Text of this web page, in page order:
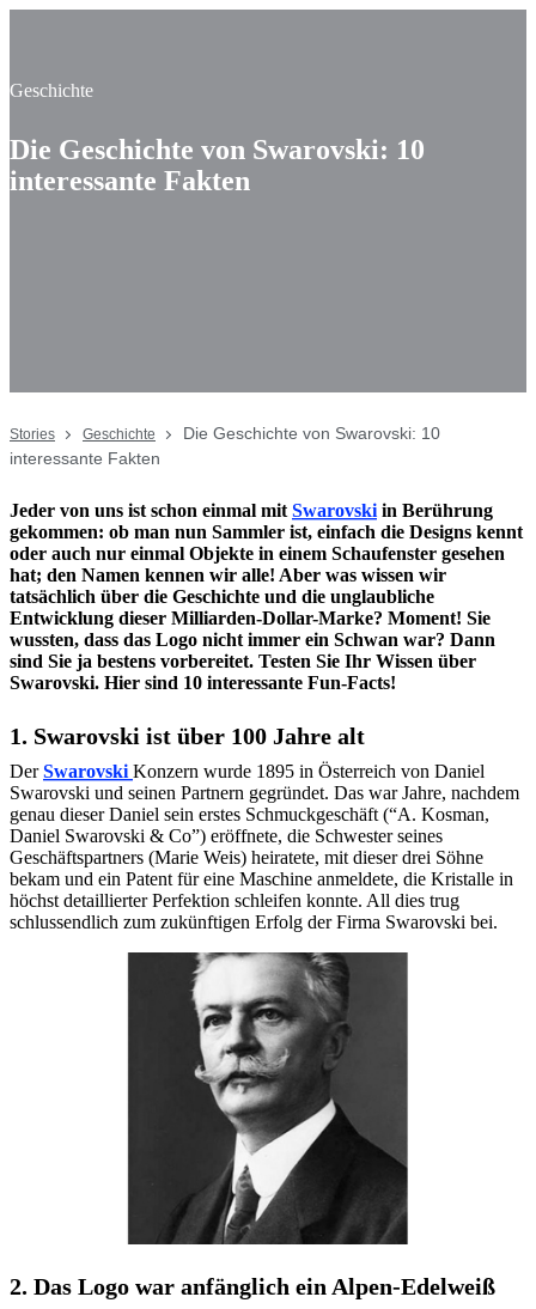
Geschichte
Die Geschichte von Swarovski: 10
interessante Fakten
Stories Geschichte
Die Geschichte von Swarovski: 10
interessante Fakten
Jeder von uns ist schon einmal mit Swarovski in Berührung
gekommen: ob man nun Sammler ist, einfach die Designs kennt
oder auch nur einmal Objekte in einem Schaufenster gesehen
hat; den Namen kennen wir alle! Aber was wissen wir
tatsächlich über die Geschichte und die unglaubliche
Entwicklung dieser Milliarden-Dollar-Marke? Moment! Sie
wussten, dass das Logo nicht immer ein Schwan war? Dann
sind Sie ja bestens vorbereitet. Testen Sie Ihr Wissen über
Swarovski. Hier sind 10 interessante Fun-Facts!
1. Swarovski ist über 100 Jahre alt
DerSwarovski Konzern wurde 1895 in Österreich von Daniel
Swarovski und seinen Partnern gegründet. Das war Jahre, nachdem
genau dieser Daniel sein erstes Schmuckgeschäft (“A. Kosman,
Daniel Swarovski & Co”) eröffnete, die Schwester seines
Geschäftspartners (Marie Weis) heiratete, mit dieser drei Söhne
bekam und ein Patent für eine Maschine anmeldete, die Kristalle in
höchst detaillierter Perfektion schleifen konnte. All dies trug
schlussendlich zum zukünftigen Erfolg der Firma Swarovski bei.
2. Das Logo war anfänglich ein Alpen-Edelweiß